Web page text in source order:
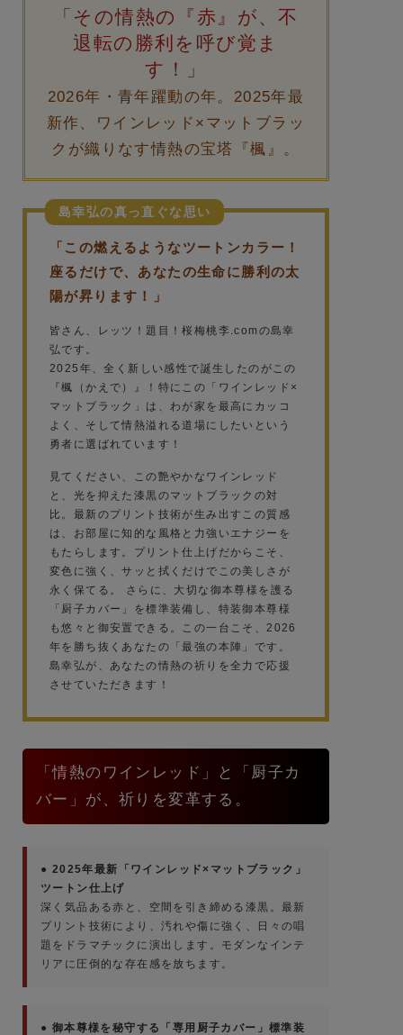
「その情熱の『赤』が、不
退転の勝利を呼び覚ま
す！」
2026年・青年躍動の年。2025年最
新作、ワインレッド×マットブラッ
クが織りなす情熱の宝塔『楓』。
島幸弘の真っ直ぐな思い
「この燃えるようなツートンカラー！
座るだけで、あなたの生命に勝利の太
陽が昇ります！」
皆さん、レッツ！題目！桜梅桃李.comの島幸
弘です。
2025年、全く新しい感性で誕生したのがこの
『楓（かえで）』！特にこの「ワインレッド×
マットブラック」は、わが家を最高にカッコ
よく、そして情熱溢れる道場にしたいという
勇者に選ばれています！
見てください、この艶やかなワインレッド
と、光を抑えた漆黒のマットブラックの対
比。最新のプリント技術が生み出すこの質感
は、お部屋に知的な風格と力強いエナジーを
もたらします。プリント仕上げだからこそ、
変色に強く、サッと拭くだけでこの美しさが
永く保てる。 さらに、大切な御本尊様を護る
「厨子カバー」を標準装備し、特装御本尊様
も悠々と御安置できる。この一台こそ、2026
年を勝ち抜くあなたの「最強の本陣」です。
島幸弘が、あなたの情熱の祈りを全力で応援
させていただきます！
「情熱のワインレッド」と「厨子カ
バー」が、祈りを変革する。
● 2025年最新「ワインレッド×マットブラック」
ツートン仕上げ
深く気品ある赤と、空間を引き締める漆黒。最新
プリント技術により、汚れや傷に強く、日々の唱
題をドラマチックに演出します。モダンなインテ
リアに圧倒的な存在感を放ちます。
● 御本尊様を秘守する「専用厨子カバー」標準装